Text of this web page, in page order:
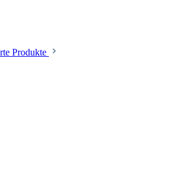
Produkte